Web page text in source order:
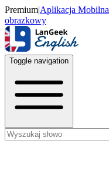
Premium|Aplikacja Mobilna
obrazkowy
Toggle navigation